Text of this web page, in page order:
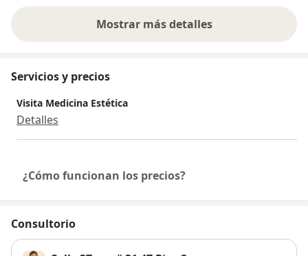
Mostrar más detalles
sobre la experiencia
Servicios y precios
Visita Medicina Estética
Detalles
¿Cómo funcionan los precios?
Consultorio